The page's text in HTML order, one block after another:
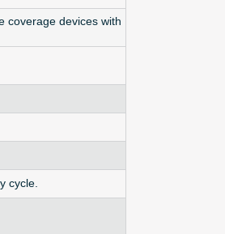
coverage devices with
cycle.